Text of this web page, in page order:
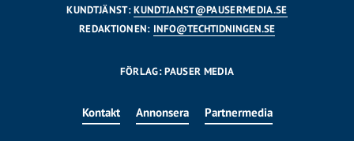
KUNDTJÄNST:KUNDTJANST@PAUSERMEDIA.SE
REDAKTIONEN: INFO@TECHTIDNINGEN.SE
FÖRLAG: PAUSER MEDIA
Kontakt Annonsera Partnermedia